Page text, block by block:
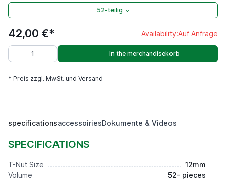
52-teilig
42,00 €* Availability:Auf Anfrage
In the merchandisekorb
* Preis zzgl. MwSt. und Versand
T12
42,00 €*
specificationsaccessoiriesDokumente & Videos
SPECIFICATIONS
T-Nut Size
12mm
Volume
52- pieces